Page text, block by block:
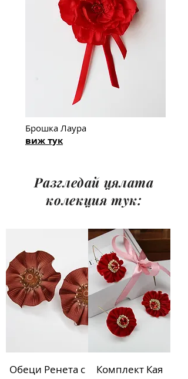
Брошка Лаура
виж тук
Разгледай цялата
колекция тук:
Обеци Ренета с
Комплект Кая